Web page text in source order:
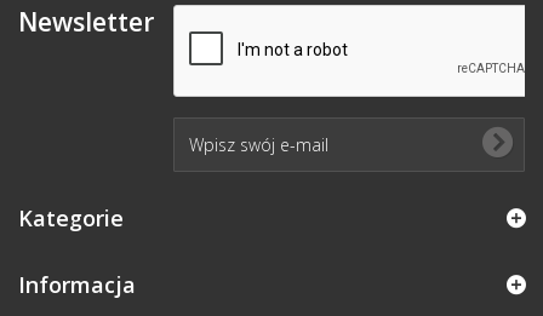
Newsletter
Kategorie
Informacja